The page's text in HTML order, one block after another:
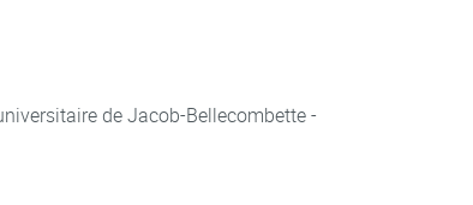
de Jacob-Bellecombette -